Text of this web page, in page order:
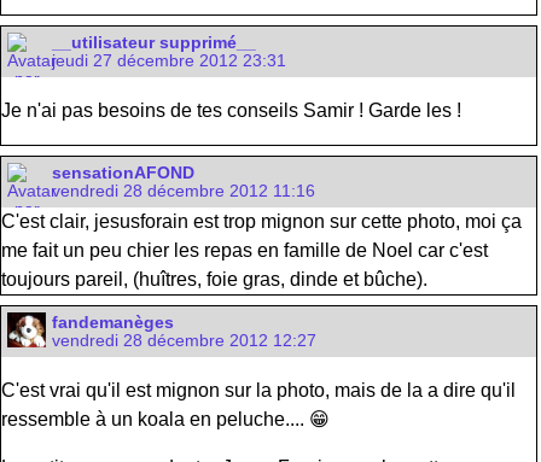
__utilisateur supprimé__
jeudi 27 décembre 2012 23:31
Je n'ai pas besoins de tes conseils Samir ! Garde les !
sensationAFOND
vendredi 28 décembre 2012 11:16
C'est clair, jesusforain est trop mignon sur cette photo, moi ça
me fait un peu chier les repas en famille de Noel car c'est
toujours pareil, (huîtres, foie gras, dinde et bûche).
fandemanèges
vendredi 28 décembre 2012 12:27
C'est vrai qu'il est mignon sur la photo, mais de la a dire qu'il
ressemble à un koala en peluche.... 😁